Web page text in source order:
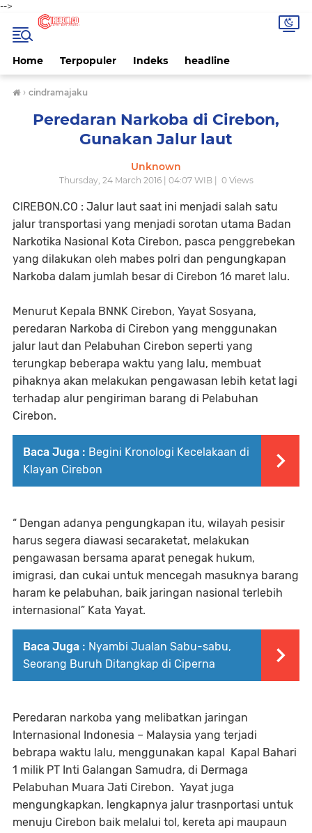
-->
Home Terpopuler Indeks headline
› cindramajaku
Peredaran Narkoba di Cirebon,
Gunakan Jalur laut
Unknown
Thursday, 24 March 2016 | 04:07 WIB | 0Views
CIREBON.CO : Jalur laut saat ini menjadi salah satu
jalur transportasi yang menjadi sorotan utama Badan
Narkotika Nasional Kota Cirebon, pasca penggrebekan
yang dilakukan oleh mabes polri dan pengungkapan
Narkoba dalam jumlah besar di Cirebon 16 maret lalu.
Menurut Kepala BNNK Cirebon, Yayat Sosyana,
peredaran Narkoba di Cirebon yang menggunakan
jalur laut dan Pelabuhan Cirebon seperti yang
terungkap beberapa waktu yang lalu, membuat
pihaknya akan melakukan pengawasan lebih ketat lagi
terhadap alur pengiriman barang di Pelabuhan
Cirebon.
Baca Juga : Begini Kronologi Kecelakaan di
Klayan Cirebon
“ Dengan adanya pengungkapan itu, wilayah pesisir
harus segera diawasi secaraketat, melakukan
pengawasan bersama aparat penegak hukum,
imigrasi, dan cukai untuk mencegah masuknya barang
haram ke pelabuhan, baik jaringan nasional terlebih
internasional” Kata Yayat.
Baca Juga : Nyambi Jualan Sabu-sabu,
Seorang Buruh Ditangkap di Ciperna
Peredaran narkoba yang melibatkan jaringan
Internasional Indonesia – Malaysia yang terjadi
bebrapa waktu lalu, menggunakan kapal Kapal Bahari
1 milik PT Inti Galangan Samudra, di Dermaga
Pelabuhan Muara Jati Cirebon. Yayat juga
mengungkapkan, lengkapnya jalur trasnportasi untuk
menuju Cirebon baik melalui tol, kereta api maupaun